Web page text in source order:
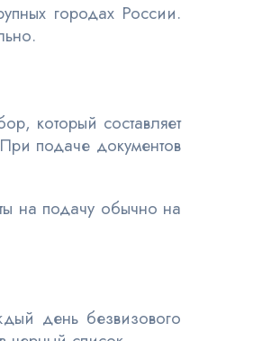
городах России.
который составляет
подаче документов
на подачу обычно на
день безвизового